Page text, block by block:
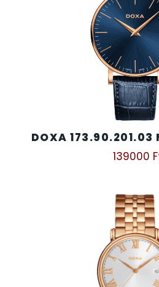
DOXA 173.90.201.03
139000